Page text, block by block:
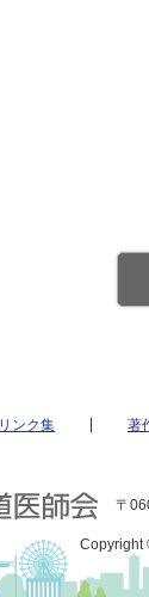
ンク集 著
〒
Copyright